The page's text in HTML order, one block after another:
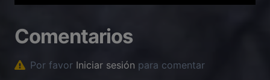
Comentarios
Por favor Iniciar sesión para comentar